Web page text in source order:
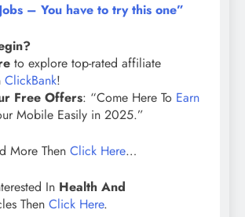
– You have to try this one”
to explore top-rated affiliate
ClickBank!
Free Offers: “Come Here To Earn
Mobile Easily in 2025.”
More Then Click Here…
In Health And
Then Click Here.